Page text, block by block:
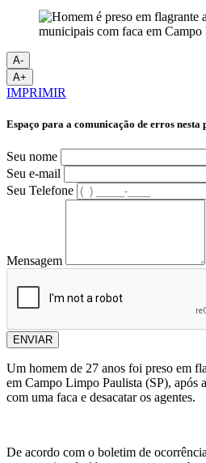
A-
A+
IMPRIMIR
Espaço para a comunicação de erros nesta
Seu nome
Seu e-mail
Seu Telefone
Mensagem
ENVIAR
Um homem de 27 anos foi preso em
em Campo Limpo Paulista (SP), após
com uma faca e desacatar os agentes.
De acordo com o boletim de